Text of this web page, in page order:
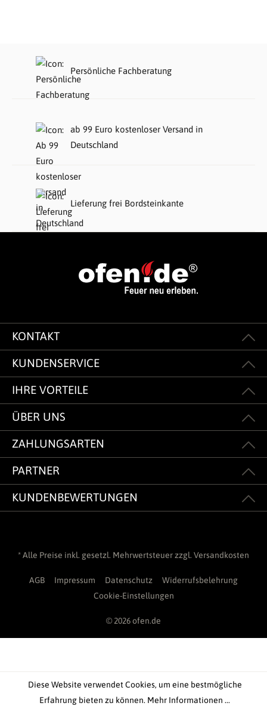
Persönliche Fachberatung
ab 99 Euro kostenloser Versand in
Deutschland
Lieferung frei Bordsteinkante
KONTAKT
KUNDENSERVICE
IHRE VORTEILE
ÜBER UNS
ZAHLUNGSARTEN
PARTNER
KUNDENBEWERTUNGEN
* Alle Preise inkl. gesetzl. Mehrwertsteuer zzgl. Versandkosten
AGB Impressum Datenschutz
Widerrufsbelehrung
Cookie-Einstellungen
© 2026 ofen.de
Diese Website verwendet Cookies, um eine bestmögliche
Erfahrung bieten zu können. Mehr Informationen ...